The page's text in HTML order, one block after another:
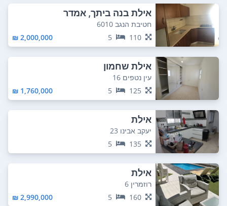
אילת בנה ביתך, אמדר
חטיבת הנגב 6010
110
5
2,000,000 ₪
אילת שחמון
עין נטפים 16
125
5
1,760,000 ₪
אילת
יעקב אבינו 23
135
5
אילת
רוזמרין 6
160
5
2,990,000 ₪